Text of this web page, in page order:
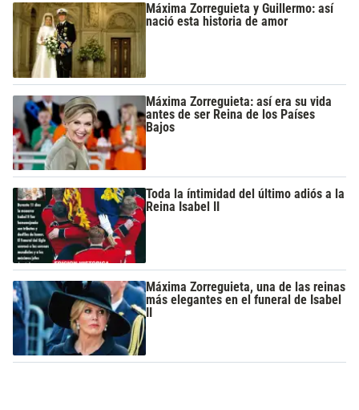
Máxima Zorreguieta y Guillermo: así
nació esta historia de amor
Máxima Zorreguieta: así era su vida
antes de ser Reina de los Países
Bajos
Toda la íntimidad del último adiós a la
Reina Isabel II
Máxima Zorreguieta, una de las reinas
más elegantes en el funeral de Isabel
II